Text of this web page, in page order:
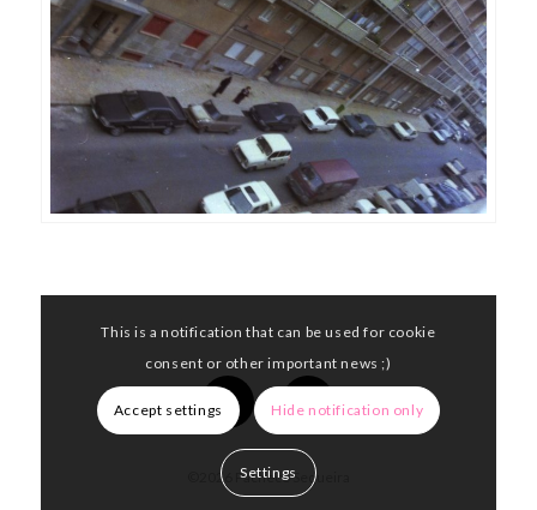
©2026 Pacheco Sequeira
This is a notification that can be used for cookie
consent or other important news ;)
Accept settings Hide notification only
Settings